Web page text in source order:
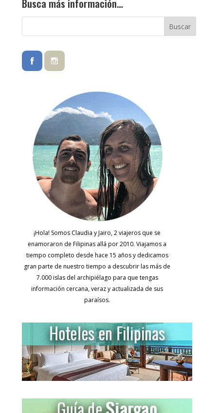
Busca más información…
¡Hola! Somos Claudia y Jairo, 2 viajeros que se
enamoraron de Filipinas allá por 2010. Viajamos a
tiempo completo desde hace 15 años y dedicamos
gran parte de nuestro tiempo a descubrir las más de
7.000 islas del archipiélago para que tengas
información cercana, veraz y actualizada de sus
paraísos.